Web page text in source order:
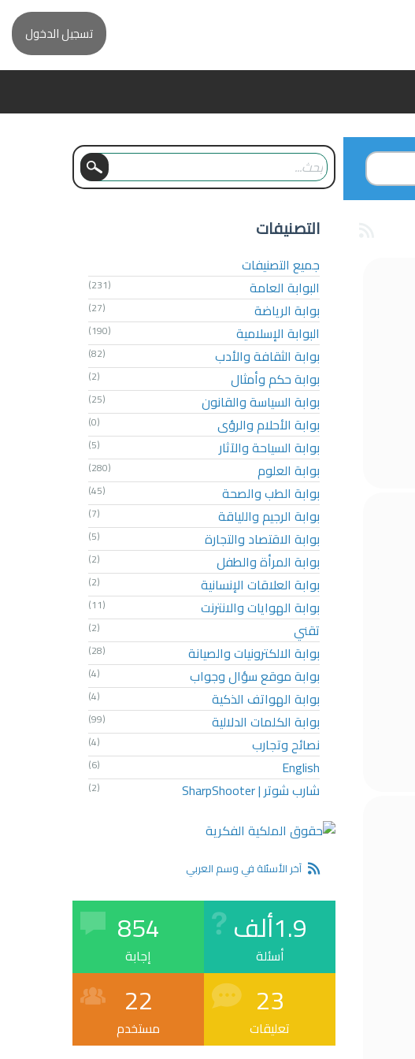
تسجيل الدخول
التصنيفات
جميع التصنيفات
البوابة العامة
(231)
بوابة الرياضة (27)
البوابة الإسلامية (190)
بوابة الثقافة والأدب (82)
بوابة حكم وأمثال (2)
بوابة السياسة والقانون (25)
بوابة الأحلام والرؤى (0)
بوابة السياحة والآثار (5)
بوابة العلوم (280)
بوابة الطب والصحة (45)
بوابة الرجيم واللياقة (7)
بوابة الاقتصاد والتجارة (5)
بوابة المرأة والطفل (2)
بوابة العلاقات الإنسانية (2)
بوابة الهوايات والانترنت (11)
تقني (2)
بوابة الالكترونيات والصيانة (28)
بوابة موقع سؤال وجواب (4)
بوابة الهواتف الذكية (4)
بوابة الكلمات الدلالية (99)
نصائح وتجارب (4)
English
(6)
شارب شوتر | SharpShooter (2)
آخر الأسئلة في وسم العربي
1.9ألف
أسئلة
854
إجابة
23
تعليقات
22
مستخدم